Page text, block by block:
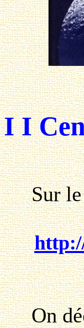
I I
Sur le
On